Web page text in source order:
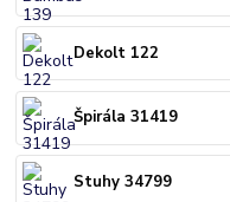
Dekolt 122
Špirála 31419
Stuhy 34799